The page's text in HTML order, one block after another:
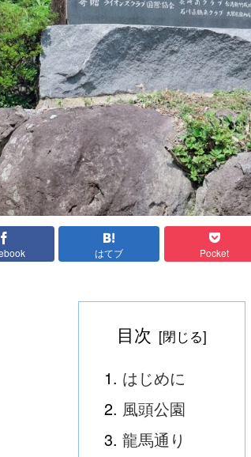
はてブ Pocket
目次
はじめに
風頭公園
龍馬通り